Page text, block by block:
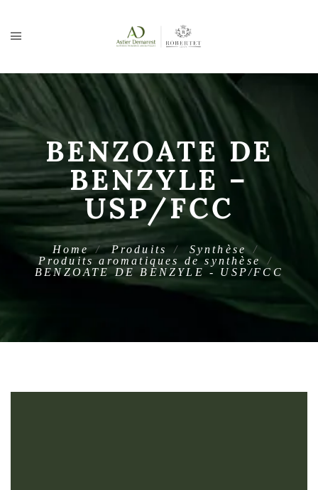
BENZOATE DE
BENZYLE –
USP/FCC
Home Produits
Synthèse
Produits aromatiques de synthèse
BENZOATE DE BENZYLE - USP/FCC